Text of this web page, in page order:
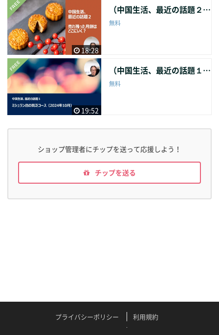
18:28
（中国生活、最近の話題２）売れ残った月餅はどこにいく？（2024年11月）
無料
19:52
（中国生活、最近の話題１）ミシュラン店の貧乏コース（2024年10月）
無料
ショップ管理者にチップを送って応援しよう！
チップを送る
プライバシーポリシー
利用規約